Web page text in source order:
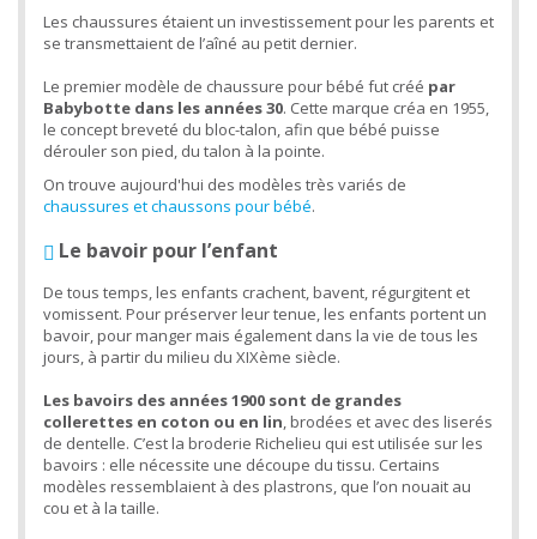
Les chaussures étaient un investissement pour les parents et
se transmettaient de l’aîné au petit dernier.
Le premier modèle de chaussure pour bébé fut créé par
Babybotte dans les années 30. Cette marque créa en 1955,
le concept breveté du bloc-talon, afin que bébé puisse
dérouler son pied, du talon à la pointe.
On trouve aujourd'hui des modèles très variés de
chaussures et chaussons pour bébé.
Le bavoir pour l’enfant
De tous temps, les enfants crachent, bavent, régurgitent et
vomissent. Pour préserver leur tenue, les enfants portent un
bavoir, pour manger mais également dans la vie de tous les
jours, à partir du milieu du XIXème siècle.
Les bavoirs des années 1900 sont de grandes
collerettes en coton ou en lin, brodées et avec des liserés
de dentelle. C’est la broderie Richelieu qui est utilisée sur les
bavoirs : elle nécessite une découpe du tissu. Certains
modèles ressemblaient à des plastrons, que l’on nouait au
cou et à la taille.